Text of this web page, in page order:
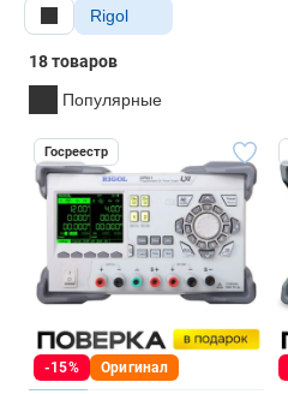
Rigol
18 товаров
Популярные
Госреестр
-15% Оригинал